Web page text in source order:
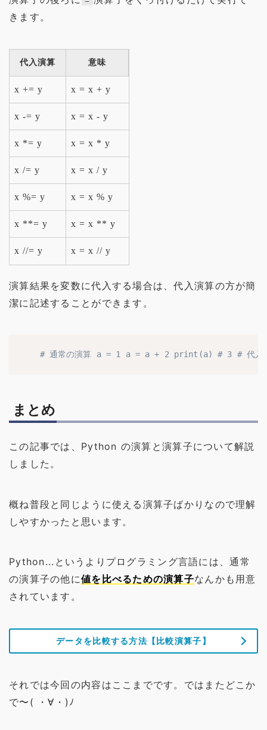
きます。
代入演算 意味
x += y x = x + y
x -= y x = x - y
x *= y x = x * y
x /= y x = x / y
x %= y x = x % y
x **= y x = x ** y
x //= y x = x // y
演算結果を変数に代入する場合は、代入演算の方が簡
潔に記述することができます。
# 通常の演算 a = 1 a = a + 2 print(a) # 3 # 代
まとめ
この記事では、Python の演算と演算子について解説
しました。
概ね普段と同じように使える演算子ばかりなので理解
しやすかったと思います。
Python...というよりプログラミング言語には、通常
の演算子の他に値を比べるための演算子なんかも用意
されています。
データを比較する方法【比較演算子】
それでは今回の内容はここまでです。ではまたどこか
で〜( ・∀・)ﾉ